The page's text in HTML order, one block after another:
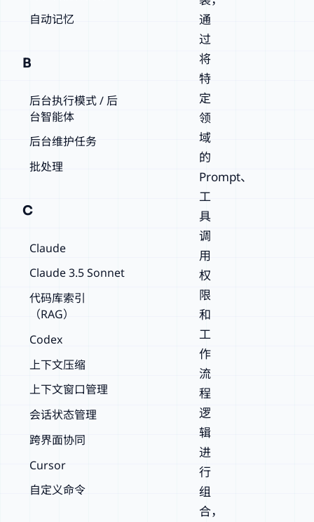
自动记忆
B
后台执行模式 / 后
台智能体
后台维护任务
批处理
C
Claude
Claude 3.5 Sonnet
代码库索引
（RAG）
Codex
上下文压缩
上下文窗口管理
会话状态管理
跨界面协同
Cursor
自定义命令
通
过
将
特
定
领
域
的
Prompt、
工
具
调
用
权
限
和
工
作
流
程
逻
辑
进
行
组
合，